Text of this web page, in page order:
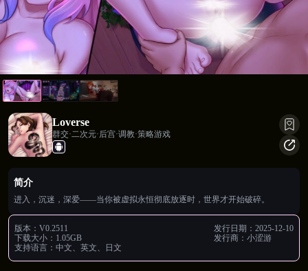
Loverse
群交·二次元·后宫·调教·策略游戏
简介
进入，沉迷，深爱——当你被虚拟永恒彻底放逐时，世界才开始破碎。
版本： V0.2511
下载大小： 1.05GB
支持语言： 中文、英文、日文
发行日期： 2025-12-10
发行商： 小涩游